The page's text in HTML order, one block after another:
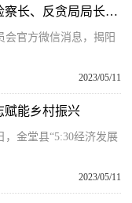
揭阳市人民检察院原党组副书记、副检察长、反贪局局长彭锦清接受纪律审查和监察调查_世界快消息
会官方微信消息，揭阳
2023/05/11
赋能乡村振兴
，金堂县“5:30经济发展
2023/05/11